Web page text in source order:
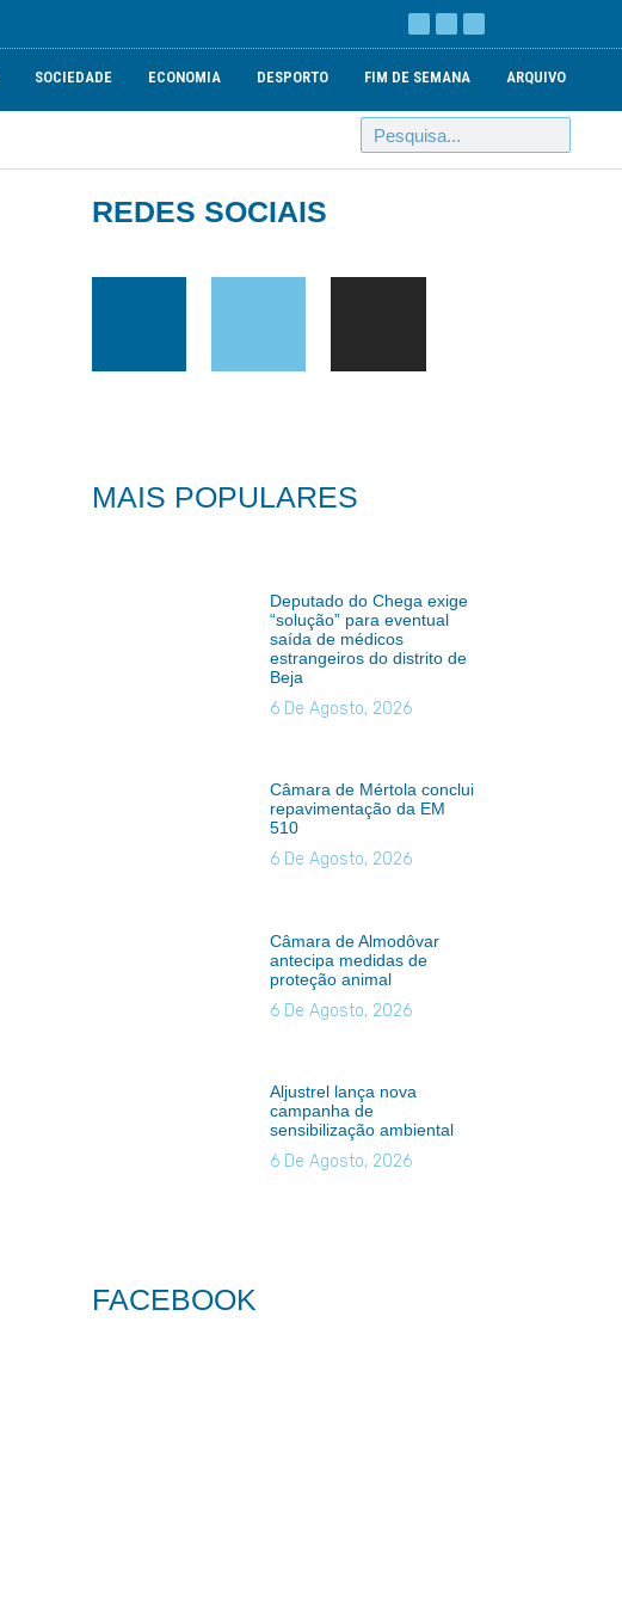
SOCIEDADE ECONOMIA DESPORTO FIM DE SEMANA ARQUIVO
REDES SOCIAIS
MAIS POPULARES
Deputado do Chega exige
“solução” para eventual
saída de médicos
estrangeiros do distrito de
Beja
6 De Agosto, 2026
Câmara de Mértola conclui
repavimentação da EM
510
6 De Agosto, 2026
Câmara de Almodôvar
antecipa medidas de
proteção animal
6 De Agosto, 2026
Aljustrel lança nova
campanha de
sensibilização ambiental
6 De Agosto, 2026
FACEBOOK